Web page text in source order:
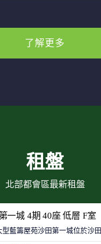
了解更多
租盤
北部都會區最新租盤
一城 4期 40座 低層 F室
型藍籌屋苑沙田第一城位於沙